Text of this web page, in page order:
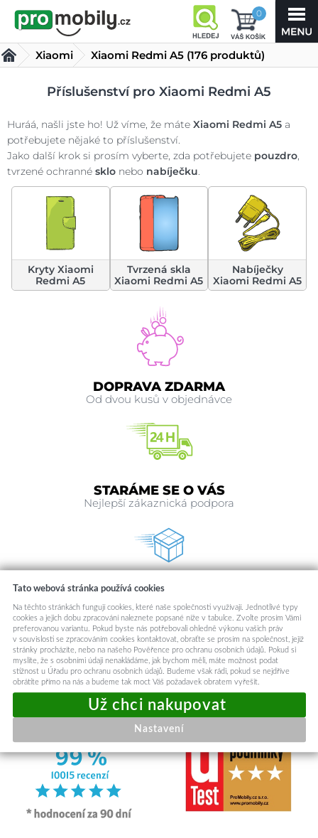
0
Xiaomi Xiaomi Redmi A5 (176 produktů)
Příslušenství pro Xiaomi Redmi A5
Huráá, našli jste ho! Už víme, že máte Xiaomi Redmi A5 a
potřebujete nějaké to příslušenství.
Jako další krok si prosím vyberte, zda potřebujetepouzdro,
tvrzené ochrannésklo nebo nabíječku.
Kryty Xiaomi
Redmi A5
Tvrzená skla
Xiaomi Redmi A5
Nabíječky
Xiaomi Redmi A5
DOPRAVA ZDARMA
Od dvou kusů v objednávce
STARÁME SE O VÁS
Nejlepší zákaznická podpora
RYCHLE ODESÍLÁME
Odesíláme v den objednávky
Tato webová stránka používá cookies
Na těchto stránkách fungují cookies, které naše společnosti využívají. Jednotlivé typy
cookies a jejich dobu zpracování naleznete popsané níže v tabulce. Zvolte prosím Vámi
preferovanou variantu. Pokud byste nás potřebovali ohledně výkonu vašich práv
v souvislosti se zpracováním cookies kontaktovat, obraťte se prosím na společnost, jejíž
stránky procházíte, nebo na našeho Pověřence pro ochranu osobních údajů. Pokud si
myslíte, že s osobními údaji nenakládáme, jak bychom měli, máte možnost podat
stížnost u Úřadu pro ochranu osobních údajů. Budeme však rádi, pokud se nejdříve
obrátíte přímo na nás a budeme tak moct Váš požadavek obratem vyřešit.
Nastavení